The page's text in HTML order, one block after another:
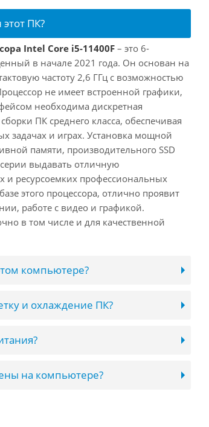
ПК?
Intel Core i5-11400F – это 6-
в начале 2021 года. Он основан на
частоту 2,6 ГГц с возможностью
не имеет встроенной графики,
необходима дискретная
ПК среднего класса, обеспечивая
задачах и играх. Установка мощной
памяти, производительного SSD
выдавать отличную
и ресурсоемких профессиональных
этого процессора, отлично проявит
работе с видео и графикой.
в том числе и для качественной
компьютере?
и охлаждение ПК?
на компьютере?